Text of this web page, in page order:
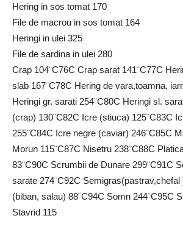
Hering in sos tomat 170
File de macrou in sos tomat 164
Heringi in ulei 325
File de sardina in ulei 280
Crap 104¨C76C Crap sarat 141¨C77C
slab 167¨C78C Hering de vara,toamna,
Heringi gr. sarati 254¨C80C Heringi sl.
(crap) 130¨C82C Icre (stiuca) 125¨C83C
255¨C84C Icre negre (caviar) 246¨C85C
Morun 115¨C87C Nisetru 238¨C88C
83¨C90C Scrumbii de Dunare 299¨C91C
sarate 274¨C92C Semigras(pastrav,chefal
(biban, salau) 88¨C94C Somn 244¨C95C
Stavrid 115